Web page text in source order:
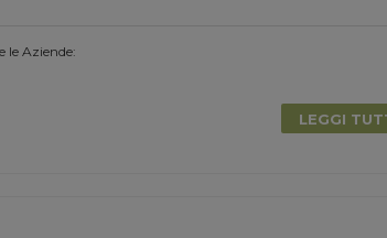
le Aziende:
LEGGI